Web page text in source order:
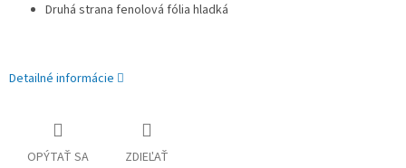
Druhá strana fenolová fólia hladká
Detailné informácie
OPÝTAŤ SA ZDIEĽAŤ